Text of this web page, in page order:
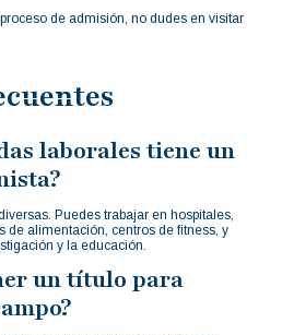
de admisión, no dudes en visitar
laborales tiene un
Puedes trabajar en hospitales,
de alimentación, centros de fitness, y
y la educación.
un título para